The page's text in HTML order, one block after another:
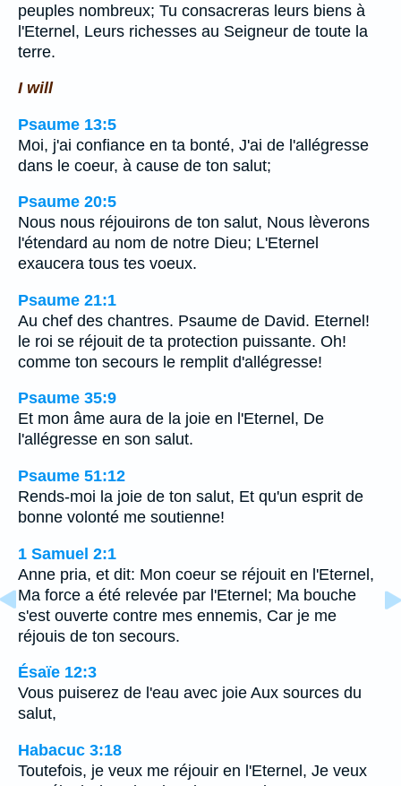
peuples nombreux; Tu consacreras leurs biens à
l'Eternel, Leurs richesses au Seigneur de toute la
terre.
I will
Psaume 13:5
Moi, j'ai confiance en ta bonté, J'ai de l'allégresse
dans le coeur, à cause de ton salut;
Psaume 20:5
Nous nous réjouirons de ton salut, Nous lèverons
l'étendard au nom de notre Dieu; L'Eternel
exaucera tous tes voeux.
Psaume 21:1
Au chef des chantres. Psaume de David. Eternel!
le roi se réjouit de ta protection puissante. Oh!
comme ton secours le remplit d'allégresse!
Psaume 35:9
Et mon âme aura de la joie en l'Eternel, De
l'allégresse en son salut.
Psaume 51:12
Rends-moi la joie de ton salut, Et qu'un esprit de
bonne volonté me soutienne!
1 Samuel 2:1
Anne pria, et dit: Mon coeur se réjouit en l'Eternel,
Ma force a été relevée par l'Eternel; Ma bouche
s'est ouverte contre mes ennemis, Car je me
réjouis de ton secours.
Ésaïe 12:3
Vous puiserez de l'eau avec joie Aux sources du
salut,
Habacuc 3:18
Toutefois, je veux me réjouir en l'Eternel, Je veux